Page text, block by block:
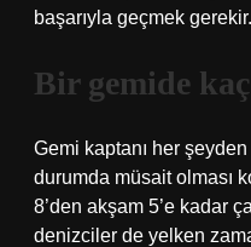
başarıyla geçmek gerekir.
Bir gemide
Gemi kaptanı her
durumda müsait olması
8’den akşam 5’e kadar
denizciler de yelken